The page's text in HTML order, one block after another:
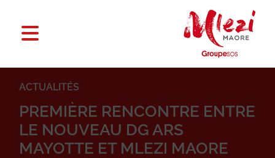
ACTUALITÉS
PREMIÈRE RENCONTRE ENTRE
LE NOUVEAU DG ARS
MAYOTTE ET MLEZI MAORE